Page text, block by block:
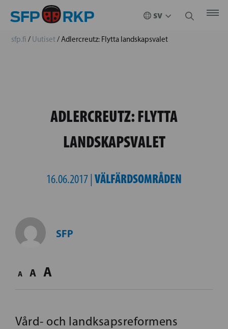
sfp.fi / Uutiset/Adlercreutz: Flytta landskapsvalet
ADLERCREUTZ: FLYTTA
LANDSKAPSVALET
16.06.2017 | VÄLFÄRDSOMRÅDEN
SFP
A A A
Vård- och landksapsreformens